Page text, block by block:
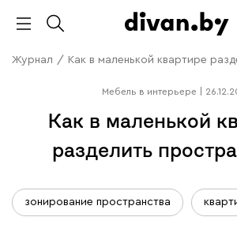
Журнал / Как в маленькой квартире
Мебель в интерьере
Как в маленькой
разделить
зонирование пространства